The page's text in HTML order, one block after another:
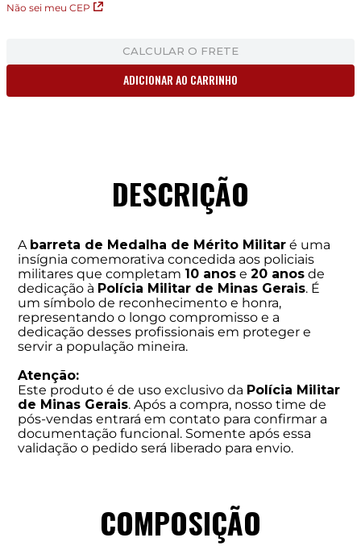
Não sei meu CEP
CALCULAR O FRETE
ADICIONAR AO CARRINHO
DESCRIÇÃO
A barreta de Medalha de Mérito Militar é uma
insígnia comemorativa concedida aos policiais
militares que completam 10 anos e20 anos de
dedicação à Polícia Militar de Minas Gerais. É
um símbolo de reconhecimento e honra,
representando o longo compromisso e a
dedicação desses profissionais em proteger e
servir a população mineira.
Atenção:
Este produto é de uso exclusivo da Polícia Militar
de Minas Gerais. Após a compra, nosso time de
pós-vendas entrará em contato para confirmar a
documentação funcional. Somente após essa
validação o pedido será liberado para envio.
COMPOSIÇÃO